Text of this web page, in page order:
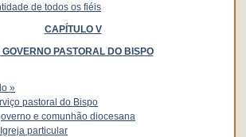
de todos os fiéis
CAPÍTULO V
GOVERNO PASTORAL DO BISPO
»
pastoral do Bispo
e comunhão diocesana
particular